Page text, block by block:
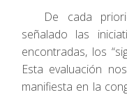
De cada
señalado las
encontradas, los
Esta evaluación
manifiesta en la